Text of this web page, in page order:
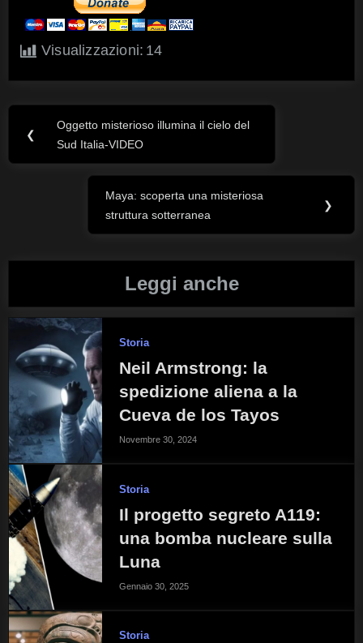
Visualizzazioni: 14
Navigazione
articoli
❮
Previous
Post:
Oggetto misterioso illumina il cielo del
Sud Italia-VIDEO
Next
Post:
Maya: scoperta una misteriosa
struttura sotterranea
❯
Leggi anche
Storia
Neil Armstrong: la
spedizione aliena a la
Cueva de los Tayos
Novembre 30, 2024
Storia
Il progetto segreto A119:
una bomba nucleare sulla
Luna
Gennaio 30, 2025
Storia